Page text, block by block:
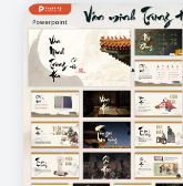
II. Trung
dân tộc, quá
biến quan